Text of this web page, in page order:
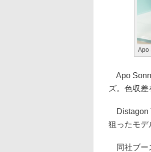
Apo
Apo
ズ。色収差
Distagon
狙ったモデ
同社ブー